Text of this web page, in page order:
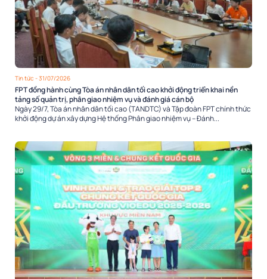
Tin tức - 31/07/2026
FPT đồng hành cùng Tòa án nhân dân tối cao khởi động triển khai nền
tảng số quản trị, phân giao nhiệm vụ và đánh giá cán bộ
Ngày 29/7, Tòa án nhân dân tối cao (TANDTC) và Tập đoàn FPT chính thức
khởi động dự án xây dựng Hệ thống Phân giao nhiệm vụ – Đánh...